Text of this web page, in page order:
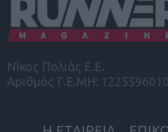
Νίκος Πολιάς Ε.Ε.
Αριθμός Γ.Ε.ΜΗ: